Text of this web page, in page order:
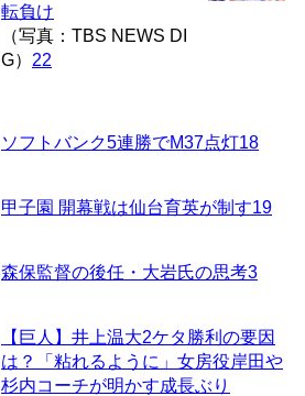
転負け
（写真：TBS NEWS DI
G） 22
ソフトバンク5連勝でM37点灯18
甲子園 開幕戦は仙台育英が制す19
森保監督の後任・大岩氏の思考3
【巨人】井上温大2ケタ勝利の要因
は？「粘れるように」女房役岸田や
杉内コーチが明かす成長ぶり